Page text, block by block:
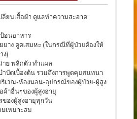
ลี่ยนเสื้อผ้า ดูแลทำความสะอาด
อนอาหาร
ยาง ดูดเสมหะ (ในกรณีที่ผู้ป่วยต้องให้
ง)
าย พลิกตัว ทำแผล
บัดเบื้องต้น รวมถึงการพูดคุยสนทนา
เวณ-ห้องนอน-อุปกรณ์ของผู้ป่วย-ผู้สูง
ผ้าอื่นๆของผู้สูงอายุ
ของผู้สูงอายุทุกวัน
เหมาะสม